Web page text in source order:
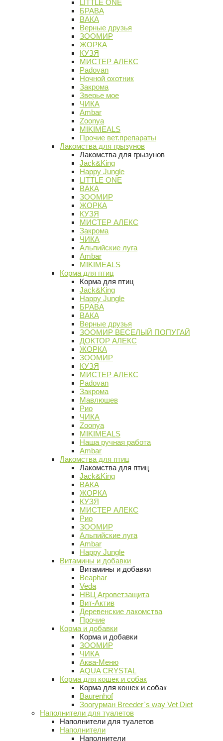
LITTLE ONE
БРАВА
ВАКА
Верные друзья
ЗООМИР
ЖОРКА
КУЗЯ
МИСТЕР АЛЕКС
Padovan
Ночной охотник
Закрома
Зверье мое
ЧИКА
Ambar
Zoonya
MIKIMEALS
Прочие вет.препараты
Лакомства для грызунов
Лакомства для грызунов
Jack&King
Happy Jungle
LITTLE ONE
ВАКА
ЗООМИР
ЖОРКА
КУЗЯ
МИСТЕР АЛЕКС
Закрома
ЧИКА
Альпийские луга
Ambar
MIKIMEALS
Корма для птиц
Корма для птиц
Jack&King
Happy Jungle
БРАВА
ВАКА
Верные друзья
ЗООМИР ВЕСЕЛЫЙ ПОПУГАЙ
ДОКТОР АЛЕКС
ЖОРКА
ЗООМИР
КУЗЯ
МИСТЕР АЛЕКС
Padovan
Закрома
Мавлюшев
Рио
ЧИКА
Zoonya
MIKIMEALS
Наша ручная работа
Ambar
Лакомства для птиц
Лакомства для птиц
Jack&King
ВАКА
ЖОРКА
КУЗЯ
МИСТЕР АЛЕКС
Рио
ЗООМИР
Альпийские луга
Ambar
Happy Jungle
Витамины и добавки
Витамины и добавки
Beaphar
Veda
НВЦ Агроветзащита
Вит-Актив
Деревенские лакомства
Прочие
Корма и добавки
Корма и добавки
ЗООМИР
ЧИКА
Аква-Меню
AQUA CRYSTAL
Корма для кошек и собак
Корма для кошек и собак
Baurenhof
Зоогурман Breeder`s way Vet Diet
Наполнители для туалетов
Наполнители для туалетов
Наполнители
Наполнители